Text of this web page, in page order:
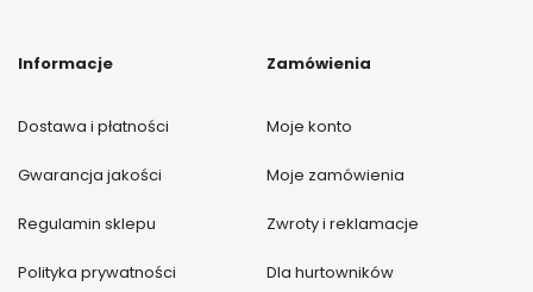
Informacje
Dostawa i płatności
Gwarancja jakości
Regulamin sklepu
Polityka prywatności
Zamówienia
Moje konto
Moje zamówienia
Zwroty i reklamacje
Dla hurtowników